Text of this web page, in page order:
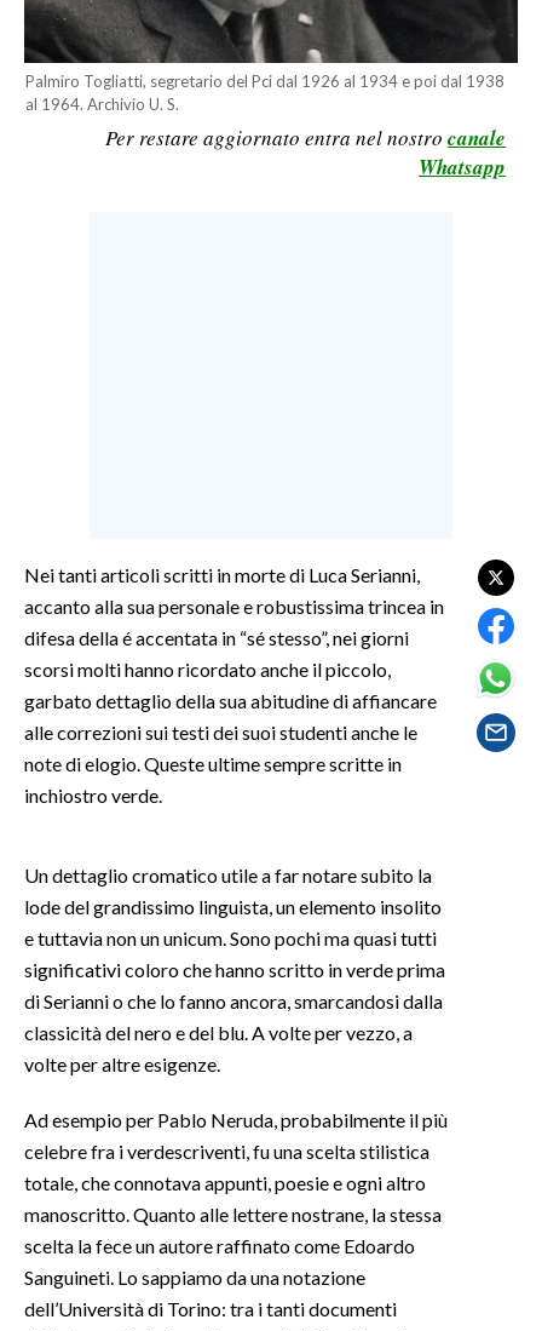
BANDI
SPORT IN SARDEGNA
GOSSIP
SALUTE
SARDI NEL MONDO
#CARAUNIONE
3 MINUTI CON
INSULARITÀ
ABBONATI
ANNUNCI
NECROLOGI
SPIAGGE
STORE
Palmiro Togliatti, segretario del Pci dal 1926 al 1934 e poi dal 1938
al 1964. Archivio U. S.
Per restare aggiornato entra nel nostro canale
Whatsapp
Nei tanti articoli scritti in morte di Luca Serianni,
accanto alla sua personale e robustissima trincea in
difesa della é accentata in “sé stesso”, nei giorni
scorsi molti hanno ricordato anche il piccolo,
garbato dettaglio della sua abitudine di affiancare
alle correzioni sui testi dei suoi studenti anche le
note di elogio. Queste ultime sempre scritte in
inchiostro verde.
Un dettaglio cromatico utile a far notare subito la
lode del grandissimo linguista, un elemento insolito
e tuttavia non un unicum. Sono pochi ma quasi tutti
significativi coloro che hanno scritto in verde prima
di Serianni o che lo fanno ancora, smarcandosi dalla
classicità del nero e del blu. A volte per vezzo, a
volte per altre esigenze.
Ad esempio per Pablo Neruda, probabilmente il più
celebre fra i verdescriventi, fu una scelta stilistica
totale, che connotava appunti, poesie e ogni altro
manoscritto. Quanto alle lettere nostrane, la stessa
scelta la fece un autore raffinato come Edoardo
Sanguineti. Lo sappiamo da una notazione
dell’Università di Torino: tra i tanti documenti